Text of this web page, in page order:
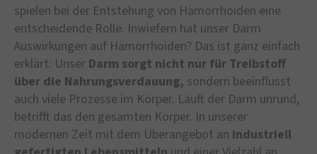
spielen bei der Entstehung von Hämorrhoiden eine
entscheidende Rolle. Inwiefern hat unser Darm
Auswirkungen auf Hämorrhoiden? Das ist ganz einfach
erklärt: Unser Darm sorgt nicht nur für Treibstoff
über die Nahrungsverdauung, sondern beeinflusst
auch viele Prozesse im Körper. Läuft der Darm unrund,
betrifft das den gesamten Körper. In unserer
modernen Zeit mit dem Überangebot an industriell